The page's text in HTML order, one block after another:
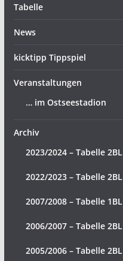
Tabelle
News
kicktipp Tippspiel
Veranstaltungen
… im Ostseestadion
Archiv
2023/2024 – Tabelle 2BL
2022/2023 – Tabelle 2BL
2007/2008 – Tabelle 1BL
2006/2007 – Tabelle 2BL
2005/2006 – Tabelle 2BL